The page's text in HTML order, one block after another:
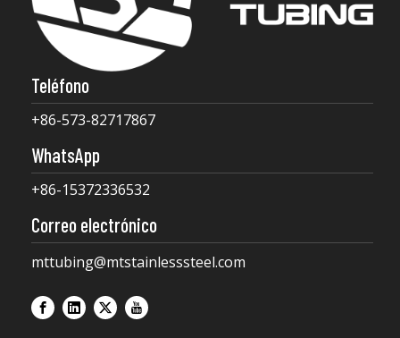
Teléfono
+86-573-82717867
WhatsApp
+86-15372336532
Correo electrónico
mttubing@mtstainlesssteel.com